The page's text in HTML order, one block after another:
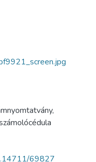
,
69827